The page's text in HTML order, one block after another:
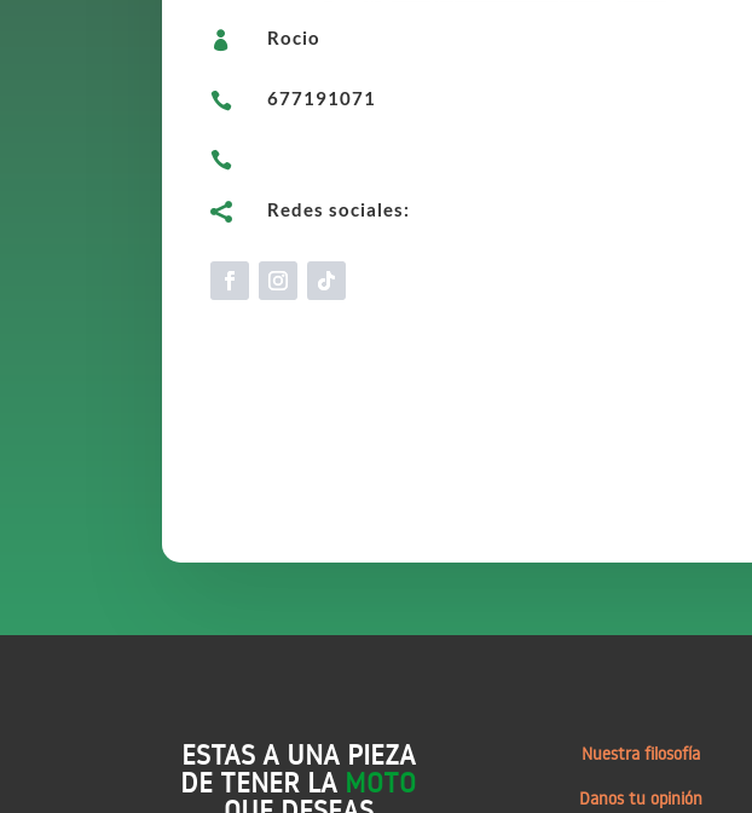
 Rocio
 677191071

 Redes sociales:
ESTAS A UNA PIEZA
DE TENER LA MOTO
Nuestra filosofía
Danos tu opinión